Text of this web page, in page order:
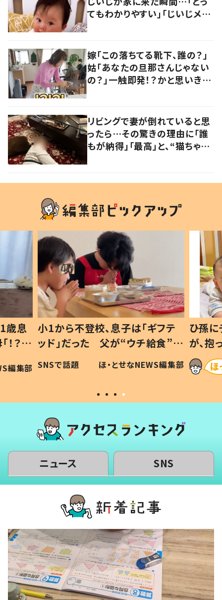
てもわかりやすい」「じいじメロ
嫁「この落ちてる靴下、誰の？」
姑「あなたの旦那さんじゃない
の？」一触即発！？かと思いき
リビングで妻が倒れていると思
ったら…その驚きの理由に「誰
もが納得」「最高」と、“猫ちゃん
歳息
？」
編集部
小1から不登校、息子は「ギフテ
ッド」だった 父が“ウチ給食”を
作り続ける理由とは #令和の親
#令和の子
SNSで話題 ほ・とせなNEWS編集部
ひ孫
が、
「涙が
い」
ニュース SNS